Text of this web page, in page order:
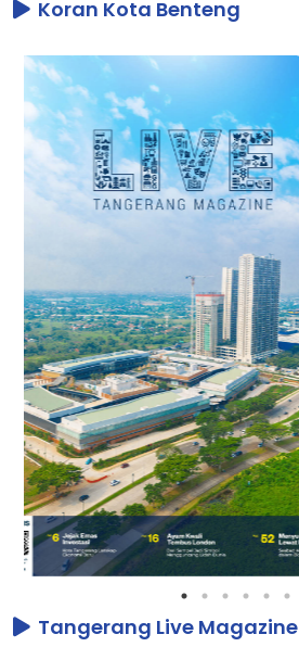
Koran Kota Benteng
Tangerang Live Magazine